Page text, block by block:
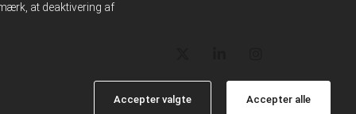
at deaktivering af
Accepter valgte Accepter alle